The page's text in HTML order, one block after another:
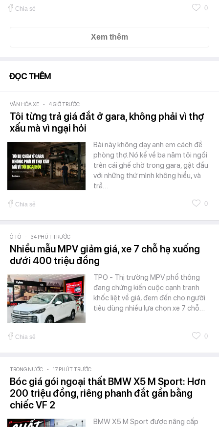
Chia sẻ 0
Xem thêm
ĐỌC THÊM
VĂN HÓA XE - 4 GIỜ TRƯỚC
Tôi từng trả giá đắt ở gara, không phải vì thợ
xấu mà vì ngại hỏi
Bài này không dạy anh em cách đề
phòng thợ. Nó kể về ba năm tôi ngồi
trên cái ghế chờ trong gara, gật đầu
với những thứ mình không hiểu, và
trả…
Chia sẻ 0
Ô TÔ - 34 PHÚT TRƯỚC
Nhiều mẫu MPV giảm giá, xe 7 chỗ hạ xuống
dưới 400 triệu đồng
TPO - Thị trường MPV phổ thông
đang chứng kiến cuộc cạnh tranh
khốc liệt về giá, đem đến cho người
tiêu dùng nhiều lựa chọn xe 7 chỗ…
Chia sẻ 0
TRONG NƯỚC - 17 PHÚT TRƯỚC
Bóc giá gói ngoại thất BMW X5 M Sport: Hơn
200 triệu đồng, riêng phanh đắt gần bằng
chiếc VF 2
BMW X5 M Sport được nâng cấp